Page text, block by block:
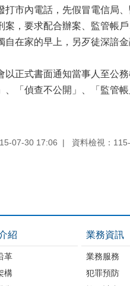
打市內電話，先假冒電信局
案，要求配合辦案、監管帳
自在家的早上，另歹徒深諳
以正式書面通知當事人至公
、「偵查不公開」、「監管
07-30 17:06 資料檢視：
紹
革
構
業務資訊
業務服務
犯罪預防